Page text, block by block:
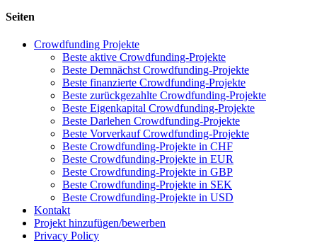
Seiten
Crowdfunding Projekte
Beste aktive Crowdfunding-Projekte
Beste Demnächst Crowdfunding-Projekte
Beste finanzierte Crowdfunding-Projekte
Beste zurückgezahlte Crowdfunding-Projekte
Beste Eigenkapital Crowdfunding-Projekte
Beste Darlehen Crowdfunding-Projekte
Beste Vorverkauf Crowdfunding-Projekte
Beste Crowdfunding-Projekte in CHF
Beste Crowdfunding-Projekte in EUR
Beste Crowdfunding-Projekte in GBP
Beste Crowdfunding-Projekte in SEK
Beste Crowdfunding-Projekte in USD
Kontakt
Projekt hinzufügen/bewerben
Privacy Policy